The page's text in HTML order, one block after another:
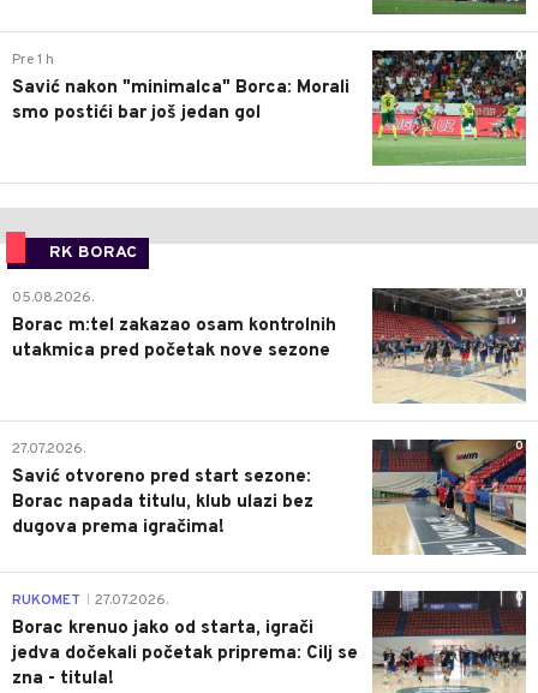
0
Pre 1 h
Savić nakon "minimalca" Borca: Morali
smo postići bar još jedan gol
RK BORAC
0
05.08.2026.
Borac m:tel zakazao osam kontrolnih
utakmica pred početak nove sezone
0
27.07.2026.
Savić otvoreno pred start sezone:
Borac napada titulu, klub ulazi bez
dugova prema igračima!
0
RUKOMET 27.07.2026.
Borac krenuo jako od starta, igrači
jedva dočekali početak priprema: Cilj se
zna - titula!